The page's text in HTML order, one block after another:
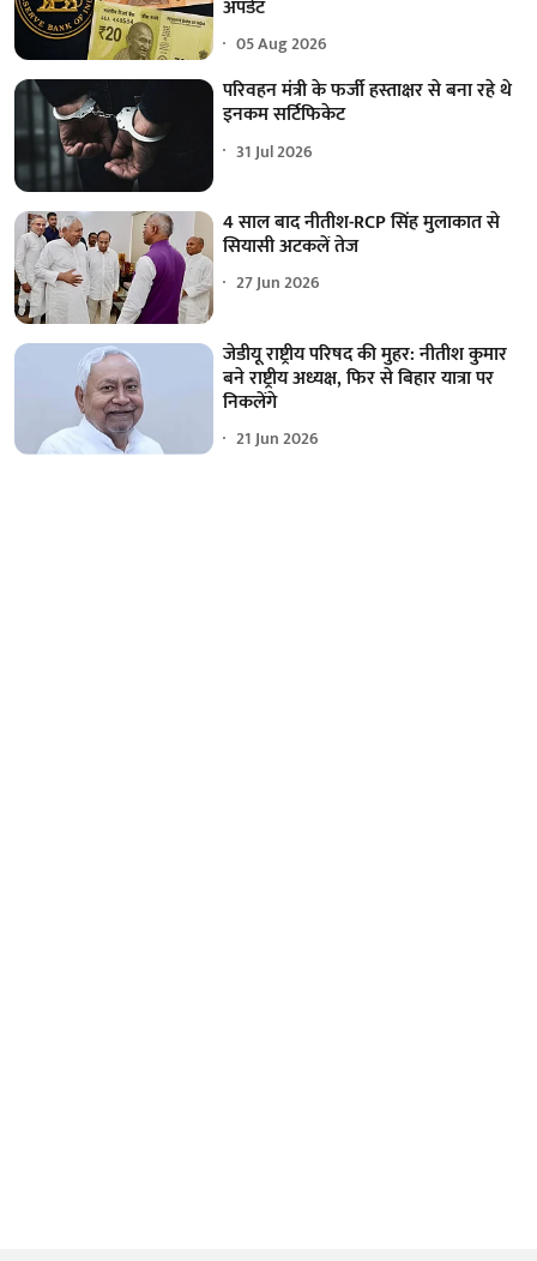
अपडेट
05 Aug 2026
परिवहन मंत्री के फर्जी हस्ताक्षर से बना रहे थे
इनकम सर्टिफिकेट
31 Jul 2026
4 साल बाद नीतीश-RCP सिंह मुलाकात से
सियासी अटकलें तेज
27 Jun 2026
जेडीयू राष्ट्रीय परिषद की मुहर: नीतीश कुमार
बने राष्ट्रीय अध्यक्ष, फिर से बिहार यात्रा पर
निकलेंगे
21 Jun 2026